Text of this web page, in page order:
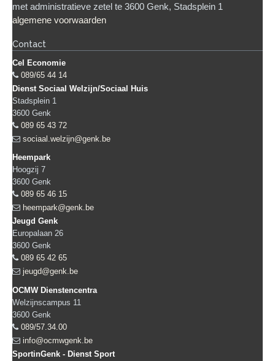
met administratieve zetel te 3600 Genk, Stadsplein 1
algemene voorwaarden
Contact
Cel Economie
089/65 44 14
Dienst Sociaal Welzijn/Sociaal Huis
Stadsplein 1
3600 Genk
089 65 43 72
sociaal.welzijn@genk.be
Heempark
Hoogzij 7
3600 Genk
089 65 46 15
heempark@genk.be
Jeugd Genk
Europalaan 26
3600 Genk
089 65 42 65
jeugd@genk.be
OCMW Dienstencentra
Welzijnscampus 11
3600 Genk
089/57.34.00
info@ocmwgenk.be
SportinGenk - Dienst Sport